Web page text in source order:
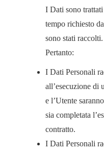
I Dati sono
tempo richiesto
sono stati raccolti.
Pertanto:
I Dati Personali
all’esecuzione di
e l’Utente
sia completata
contratto.
I Dati Personali